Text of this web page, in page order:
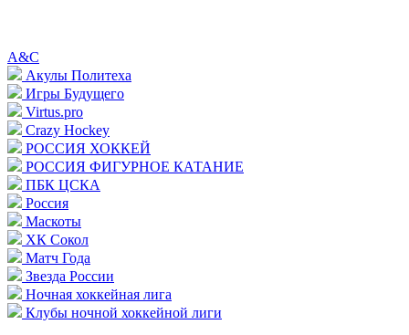
A&C
Акулы Политеха
Игры Будущего
Virtus.pro
Crazy Hockey
РОССИЯ ХОККЕЙ
РОССИЯ ФИГУРНОЕ КАТАНИЕ
ПБК ЦСКА
Россия
Маскоты
ХК Сокол
Матч Года
Звезда России
Ночная хоккейная лига
Клубы ночной хоккейной лиги